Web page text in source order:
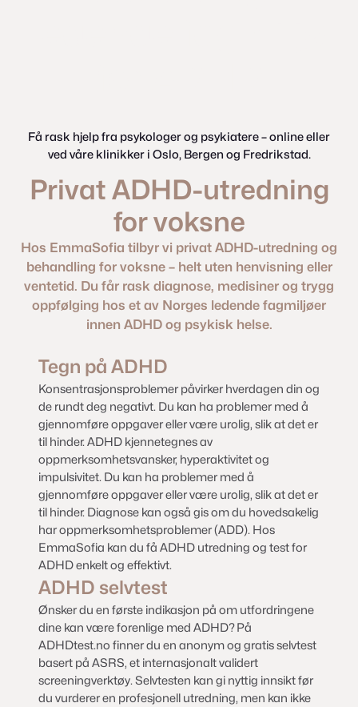
Få rask hjelp fra psykologer og psykiatere – online eller
ved våre klinikker i Oslo, Bergen og Fredrikstad.
Privat ADHD-utredning
for voksne
Hos EmmaSofia tilbyr vi privat ADHD-utredning og
behandling for voksne – helt uten henvisning eller
ventetid. Du får rask diagnose, medisiner og trygg
oppfølging hos et av Norges ledende fagmiljøer
innen ADHD og psykisk helse.
Tegn på ADHD
Konsentrasjonsproblemer påvirker hverdagen din og
de rundt deg negativt. Du kan ha problemer med å
gjennomføre oppgaver eller være urolig, slik at det er
til hinder. ADHD kjennetegnes av
oppmerksomhetsvansker, hyperaktivitet og
impulsivitet. Du kan ha problemer med å
gjennomføre oppgaver eller være urolig, slik at det er
til hinder. Diagnose kan også gis om du hovedsakelig
har oppmerksomhetsproblemer (ADD). Hos
EmmaSofia kan du få ADHD utredning og test for
ADHD enkelt og effektivt.
ADHD selvtest
Ønsker du en første indikasjon på om utfordringene
dine kan være forenlige med ADHD? På
ADHDtest.no finner du en anonym og gratis selvtest
basert på ASRS, et internasjonalt validert
screeningverktøy. Selvtesten kan gi nyttig innsikt før
du vurderer en profesjonell utredning, men kan ikke